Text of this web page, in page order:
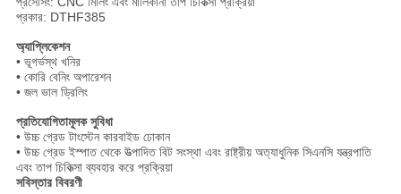
প্রকার: DTHF385
অ্যাপ্লিকেশন
• ভূগর্ভস্থ খনির
• কোরি বেনিং অপারেশন
• জল ভাল ড্রিলিং
প্রতিযোগিতামূলক সুবিধা
• উচ্চ গ্রেড টাংস্টেন কারবাইড ঢোকান
• উচ্চ গ্রেড ইস্পাত থেকে উত্পাদিত বিট সংস্থা এবং রাষ্ট্রীয় অত্যাধুনিক সিএনসি যন্ত্রপাতি
এবং তাপ চিকিত্সা ব্যবহার করে প্রক্রিয়া
সবিস্তার বিবরণী